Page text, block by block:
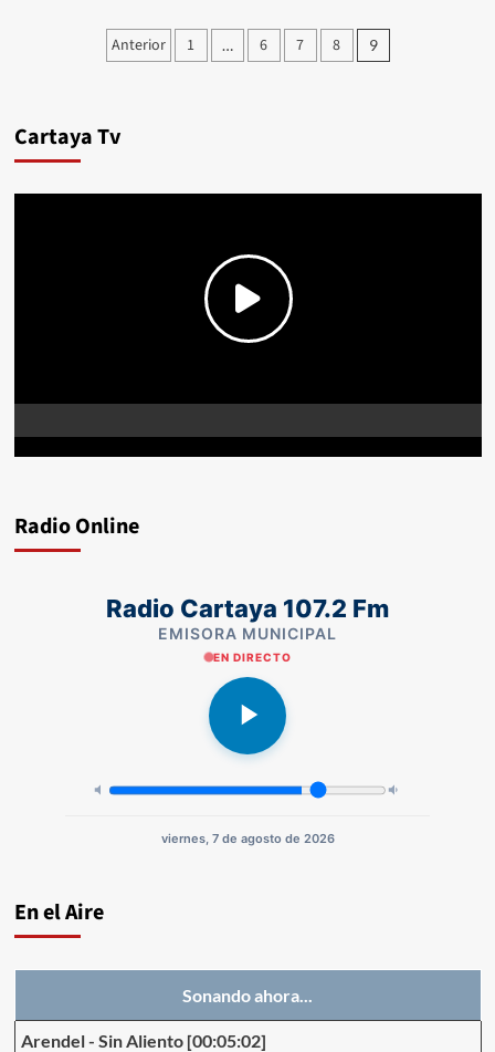
Anterior 1 … 6 7 8 9
Cartaya Tv
Radio Online
Radio Cartaya 107.2 Fm
EMISORA MUNICIPAL
EN DIRECTO
viernes, 7 de agosto de 2026
En el Aire
Sonando ahora...
Arendel- Sin Aliento [00:05:02]